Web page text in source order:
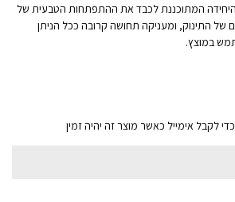
היחידה המתוכננת לכבד את ההתפתחות הטבעית של
של התינוק, ומעניקה תחושה קרובה ככל הניתן
במוצץ.
לקבל אימייל כאשר מוצר זה יהיה זמין